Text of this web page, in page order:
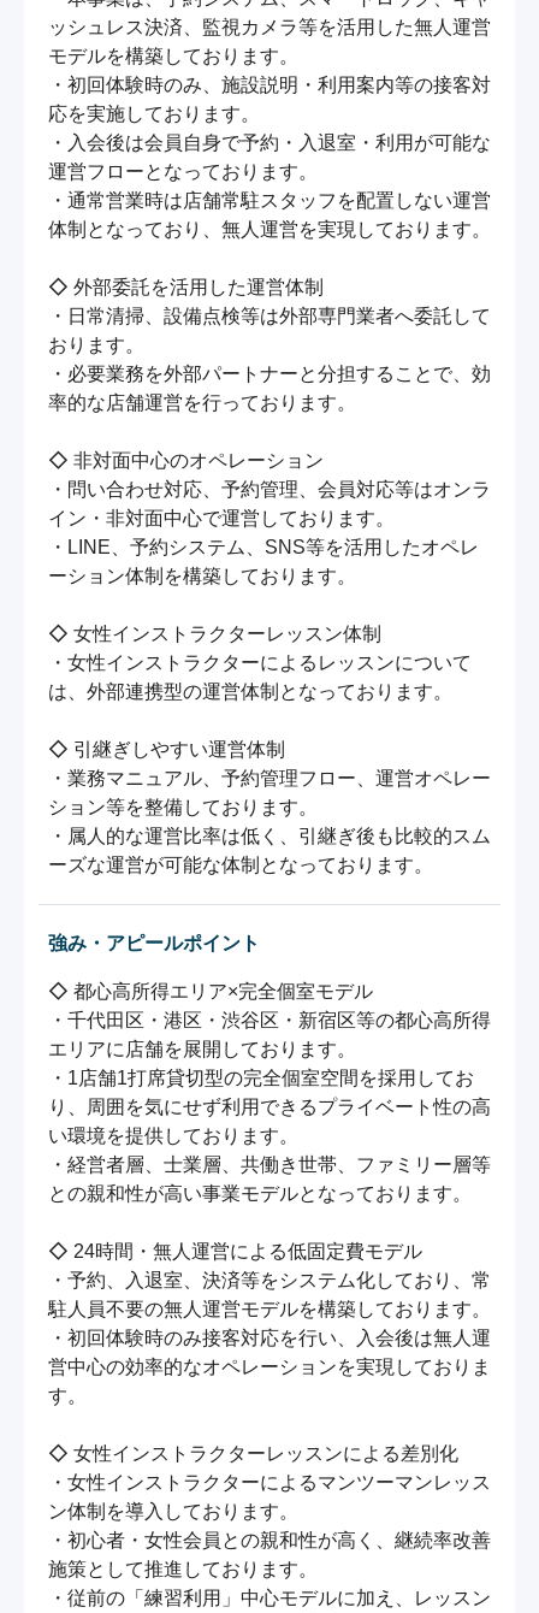
ッシュレス決済、監視カメラ等を活用した無人運営
モデルを構築しております。
・初回体験時のみ、施設説明・利用案内等の接客対
応を実施しております。
・入会後は会員自身で予約・入退室・利用が可能な
運営フローとなっております。
・通常営業時は店舗常駐スタッフを配置しない運営
体制となっており、無人運営を実現しております。
◇ 外部委託を活用した運営体制
・日常清掃、設備点検等は外部専門業者へ委託して
おります。
・必要業務を外部パートナーと分担することで、効
率的な店舗運営を行っております。
◇ 非対面中心のオペレーション
・問い合わせ対応、予約管理、会員対応等はオンラ
イン・非対面中心で運営しております。
・LINE、予約システム、SNS等を活用したオペレ
ーション体制を構築しております。
◇ 女性インストラクターレッスン体制
・女性インストラクターによるレッスンについて
は、外部連携型の運営体制となっております。
◇ 引継ぎしやすい運営体制
・業務マニュアル、予約管理フロー、運営オペレー
ション等を整備しております。
・属人的な運営比率は低く、引継ぎ後も比較的スム
ーズな運営が可能な体制となっております。
強み・アピールポイント
◇ 都心高所得エリア×完全個室モデル
・千代田区・港区・渋谷区・新宿区等の都心高所得
エリアに店舗を展開しております。
・1店舗1打席貸切型の完全個室空間を採用してお
り、周囲を気にせず利用できるプライベート性の高
い環境を提供しております。
・経営者層、士業層、共働き世帯、ファミリー層等
との親和性が高い事業モデルとなっております。
◇ 24時間・無人運営による低固定費モデル
・予約、入退室、決済等をシステム化しており、常
駐人員不要の無人運営モデルを構築しております。
・初回体験時のみ接客対応を行い、入会後は無人運
営中心の効率的なオペレーションを実現しておりま
す。
◇ 女性インストラクターレッスンによる差別化
・女性インストラクターによるマンツーマンレッス
ン体制を導入しております。
・初心者・女性会員との親和性が高く、継続率改善
施策として推進しております。
・従前の「練習利用」中心モデルに加え、レッスン